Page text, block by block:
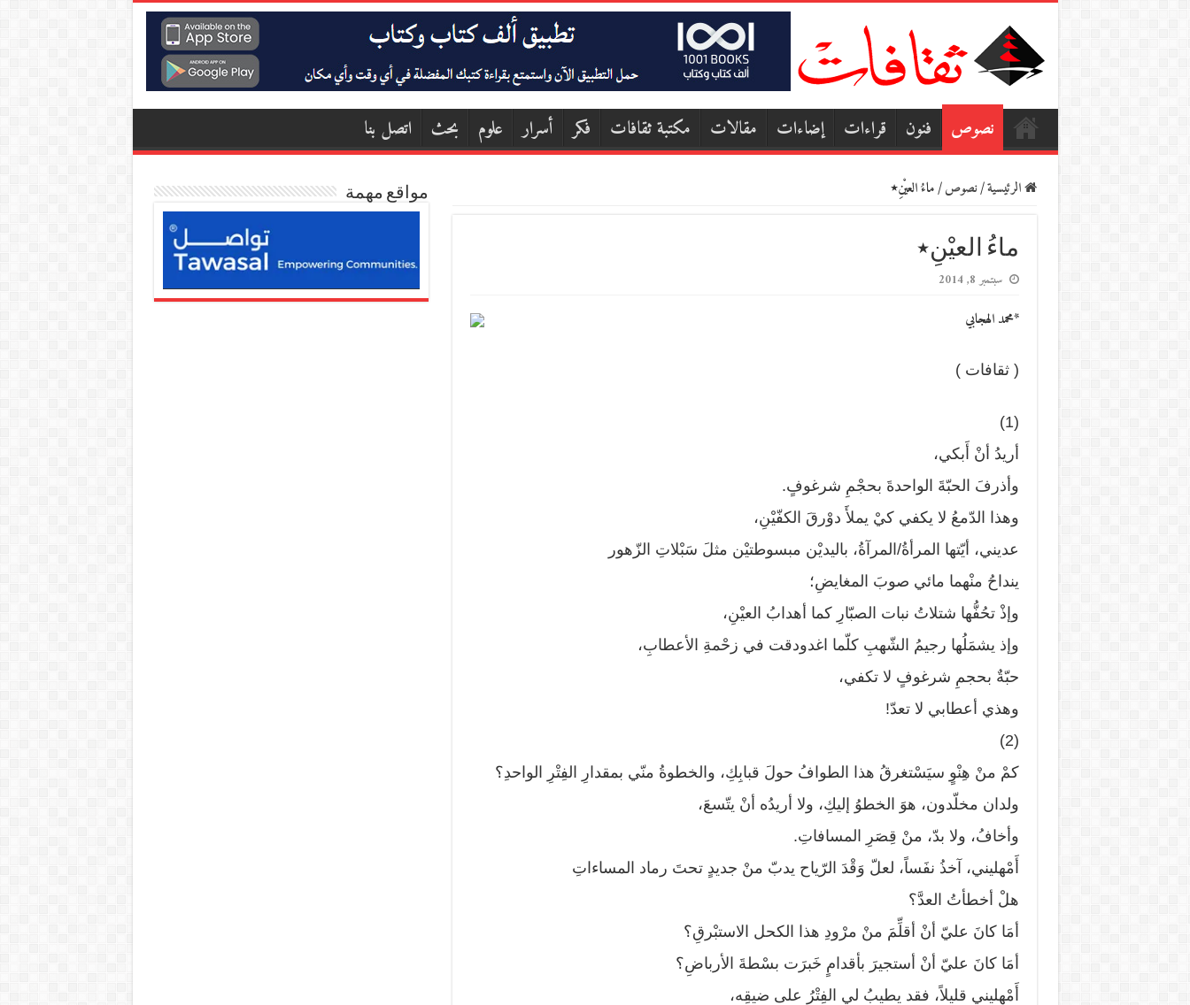
نصوص فنون قراءات إضاءات مقالات مكتبة ثقافات فكر أسرار علوم بحث اتصل بنا
الرئيسية/نصوص/ماءُ العيْنِ٭
ماءُ العيْنِ٭
سبتمبر 8, 2014
*محمد الهجابي
( ثقافات )
(1)
أريدُ أنْ أَبكي،
وأذرفَ الحبّةَ الواحدةَ بحجْمِ شرغوفٍ.
وهذا الدّمعُ لا يكفي كيْ يملأَ دوْرقَ الكفّيْنِ،
عديني، أيّتها المرأةُ/المرآةُ، باليديْن مبسوطتيْن مثلَ سَبْلاتِ الزّهور
ينداحُ منْهما مائي صوبَ المغايضِ؛
وإذْ تحُفُّها شتلاتُ نبات الصبّارِ كما أهدابُ العيْنِ،
وإذ يشمَلُها رجيمُ الشّهبِ كلّما اغدودقت في زحْمةِ الأعطابِ،
حبّةٌ بحجمِ شرغوفٍ لا تكفي،
وهذي أعطابي لا تعدّ!
(2)
كمْ منْ هِنْوٍ سيَسْتغرقُ هذا الطوافُ حولَ قبابِكِ، والخطوةُ منّي بمقدارِ الفِتْرِ الواحدِ؟
ولدان مخلّدون، هوَ الخطوُ إليكِ، ولا أريدُه أنْ يتّسعَ،
وأخافُ، ولا بدّ، منْ قِصَرِ المسافاتِ.
أَمْهليني، آخذُ نفَساً، لعلّ وَقْدَ الرّياح يدبّ منْ جديدٍ تحتَ رماد المساءاتِ
هلْ أخطأتُ العدَّ؟
أمَا كانَ عليّ أنْ أقلِّمَ منْ مرْودِ هذا الكحل الاستبْرقِ؟
أمَا كانَ عليّ أنْ أستجيرَ بأقدامٍ خَبرَت بسْطةَ الأرباضِ؟
أَمْهليني قليلاً، فقد يطيبُ لي الفِتْرُ على ضيقِه،
مواقع مهمة